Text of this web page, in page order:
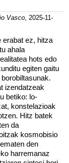
Vasco, 2025-11-
erabat ez, hitza
ahala
hots edo
egiten gaitu
izendatzeak
betiko: lo-
konstelazioak
Hitz batek
da
kosmobisio
den
harremanaz